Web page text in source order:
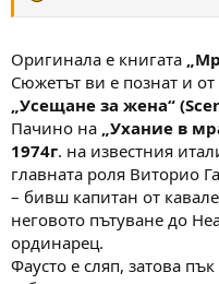
Оригинала е книгата
Сюжетът ви е познат и
„Усещане за жена“
Пачино на „Ухание в
1974г. на известния
главната роля Виторио
– бивш капитан от
неговото пътуване до
ординарец.
Фаусто е сляп, затова